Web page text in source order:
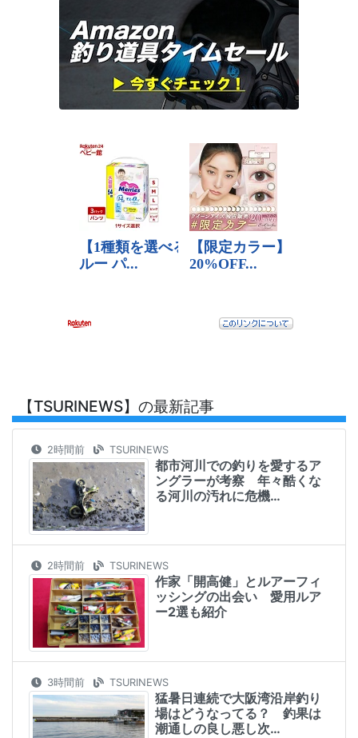
【TSURINEWS】の最新記事
2時間前 TSURINEWS
都市河川での釣りを愛するア
ングラーが考察 年々酷くな
る河川の汚れに危機…
2時間前 TSURINEWS
作家「開高健」とルアーフィ
ッシングの出会い 愛用ルア
ー2選も紹介
3時間前 TSURINEWS
猛暑日連続で大阪湾沿岸釣り
場はどうなってる？ 釣果は
潮通しの良し悪し次…